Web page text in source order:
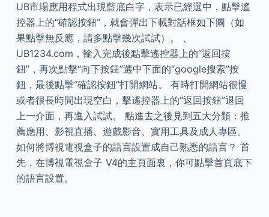
UB市場應用程式出現藍底白字，表示已經選中，點擊遙
控器上的“確認按鈕”，就會彈出下載對話框如下圖（如
果點擊無反應，請多點擊幾次試試）。 、
UB1234.com，輸入完成後點擊遙控器上的“返回按
鈕”，再次點擊“向下按鈕”選中下面的“google搜索”按
鈕，最後點擊“確認按鈕”打開網站。 有時打開網站很慢
或者很長時間出現空白，擊遙控器上的“返回按鈕”退回
上一介面，再進入試試。 點進去之後見到五大分類：推
薦應用、影視直播、遊戲影音、實用工具及成人專區。
如何將博視電視盒子的語言設置成自己熟悉的語言？ 首
先，在博視電視盒子 V4的主頁面裏，你可點擊首頁底下
的語言設置。